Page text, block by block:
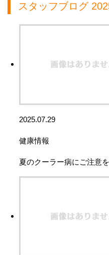
スタッフブログ
2025.07.29
健康情報
夏のクーラー病にご注意を